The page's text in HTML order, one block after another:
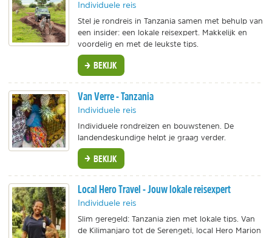
Individuele reis
Stel je rondreis in Tanzania samen met behulp van
een insider: een lokale reisexpert. Makkelijk en
voordelig en met de leukste tips.
BEKIJK
Van Verre - Tanzania
Individuele reis
Individuele rondreizen en bouwstenen. De
landendeskundige helpt je graag verder.
BEKIJK
Local Hero Travel - Jouw lokale reisexpert
Individuele reis
Slim geregeld: Tanzania zien met lokale tips. Van
de Kilimanjaro tot de Serengeti, local Hero Marion